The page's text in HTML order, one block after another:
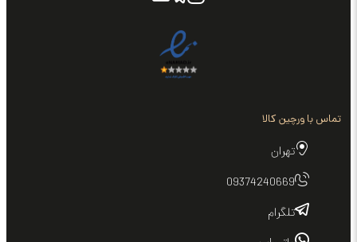
تماس با ورچین کالا
تهران
09374240669
تلگرام